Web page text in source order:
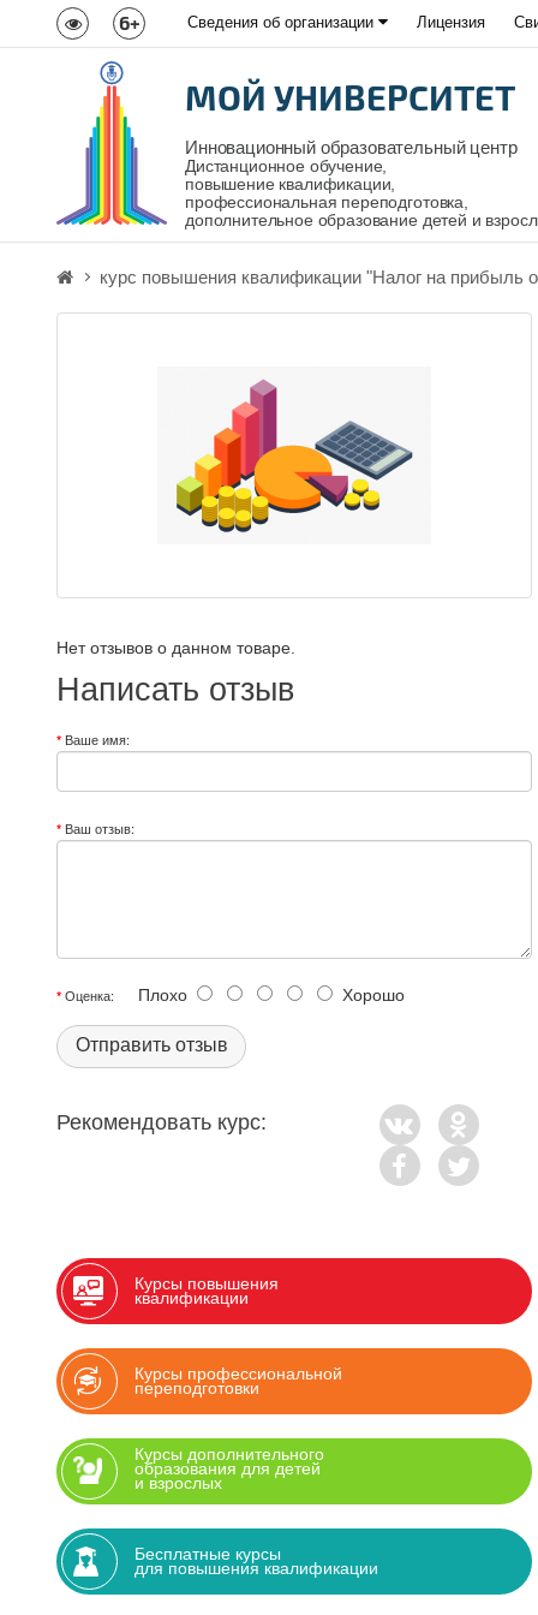
6+ Сведения об организации Лицензия
МОЙ УНИВЕРСИТЕТ
Инновационный образовательный центр
Дистанционное обучение,
повышение квалификации,
профессиональная переподготовка,
дополнительное образование детей и
курс повышения квалификации "Налог на прибыль
Нет отзывов о данном товаре.
Написать отзыв
Ваше имя:
Ваш отзыв:
Оценка: Плохо Хорошо
Отправить отзыв
Рекомендовать курс:
Курсы повышения
квалификации
Курсы профессиональной
переподготовки
Курсы дополнительного
образования для детей
и взрослых
Бесплатные курсы
для повышения квалификации